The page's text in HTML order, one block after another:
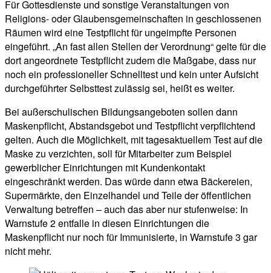
Für Gottesdienste und sonstige Veranstaltungen von
Religions- oder Glaubensgemeinschaften in geschlossenen
Räumen wird eine Testpflicht für ungeimpfte Personen
eingeführt. „An fast allen Stellen der Verordnung“ gelte für die
dort angeordnete Testpflicht zudem die Maßgabe, dass nur
noch ein professioneller Schnelltest und kein unter Aufsicht
durchgeführter Selbsttest zulässig sei, heißt es weiter.
Bei außerschulischen Bildungsangeboten sollen dann
Maskenpflicht, Abstandsgebot und Testpflicht verpflichtend
gelten. Auch die Möglichkeit, mit tagesaktuellem Test auf die
Maske zu verzichten, soll für Mitarbeiter zum Beispiel
gewerblicher Einrichtungen mit Kundenkontakt
eingeschränkt werden. Das würde dann etwa Bäckereien,
Supermärkte, den Einzelhandel und Teile der öffentlichen
Verwaltung betreffen – auch das aber nur stufenweise: In
Warnstufe 2 entfalle in diesen Einrichtungen die
Maskenpflicht nur noch für Immunisierte, in Warnstufe 3 gar
nicht mehr.